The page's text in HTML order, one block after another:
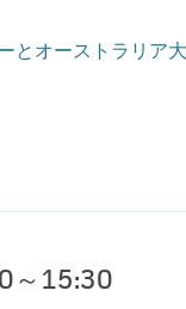
オーストラリア
～15:30